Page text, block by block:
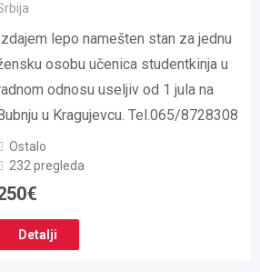
lepo namešten stan za jednu
osobu učenica studentkinja u
odnosu useljiv od 1 jula na
u Kragujevcu. Tel.065/8728308
Ostalo
232 pregleda
€
Detalji